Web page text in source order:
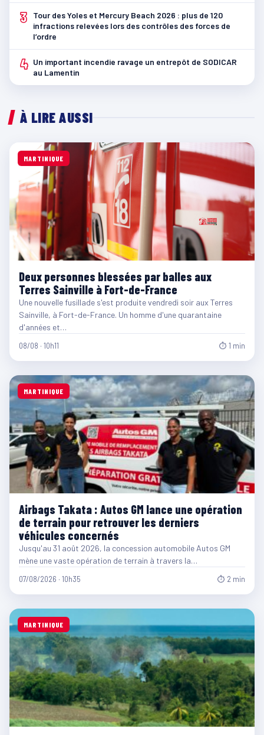
3
Tour des Yoles et Mercury Beach 2026 : plus de 120
infractions relevées lors des contrôles des forces de
l’ordre
4 Un important incendie ravage un entrepôt de SODICAR
au Lamentin
À LIRE AUSSI
MARTINIQUE
Deux personnes blessées par balles aux
Terres Sainville à Fort-de-France
Une nouvelle fusillade s'est produite vendredi soir aux Terres
Sainville, à Fort-de-France. Un homme d'une quarantaine
d'années et…
08/08 · 10h11 ⏱ 1 min
MARTINIQUE
Airbags Takata : Autos GM lance une opération
de terrain pour retrouver les derniers
véhicules concernés
Jusqu'au 31 août 2026, la concession automobile Autos GM
mène une vaste opération de terrain à travers la…
07/08/2026 · 10h35 ⏱ 2 min
MARTINIQUE